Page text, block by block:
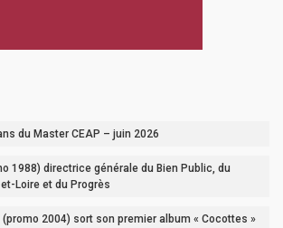
du Master CEAP – juin 2026
1988) directrice générale du Bien Public, du
Loire et du Progrès
(promo 2004) sort son premier album « Cocottes »